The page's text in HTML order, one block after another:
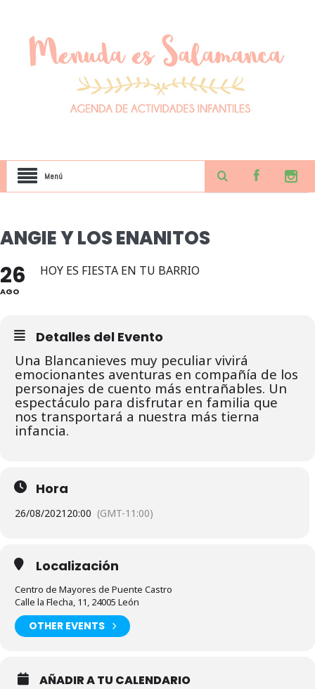
Menú
ANGIE Y LOS ENANITOS
26
AGO
HOY ES FIESTA EN TU BARRIO
Detalles del Evento
Una Blancanieves muy peculiar vivirá
emocionantes aventuras en compañía de los
personajes de cuento más entrañables. Un
espectáculo para disfrutar en familia que
nos transportará a nuestra más tierna
infancia.
Hora
26/08/2021 20:00 (GMT-11:00)
Localización
Centro de Mayores de Puente Castro
Calle la Flecha, 11, 24005 León
OTHER EVENTS
AÑADIR A TU CALENDARIO